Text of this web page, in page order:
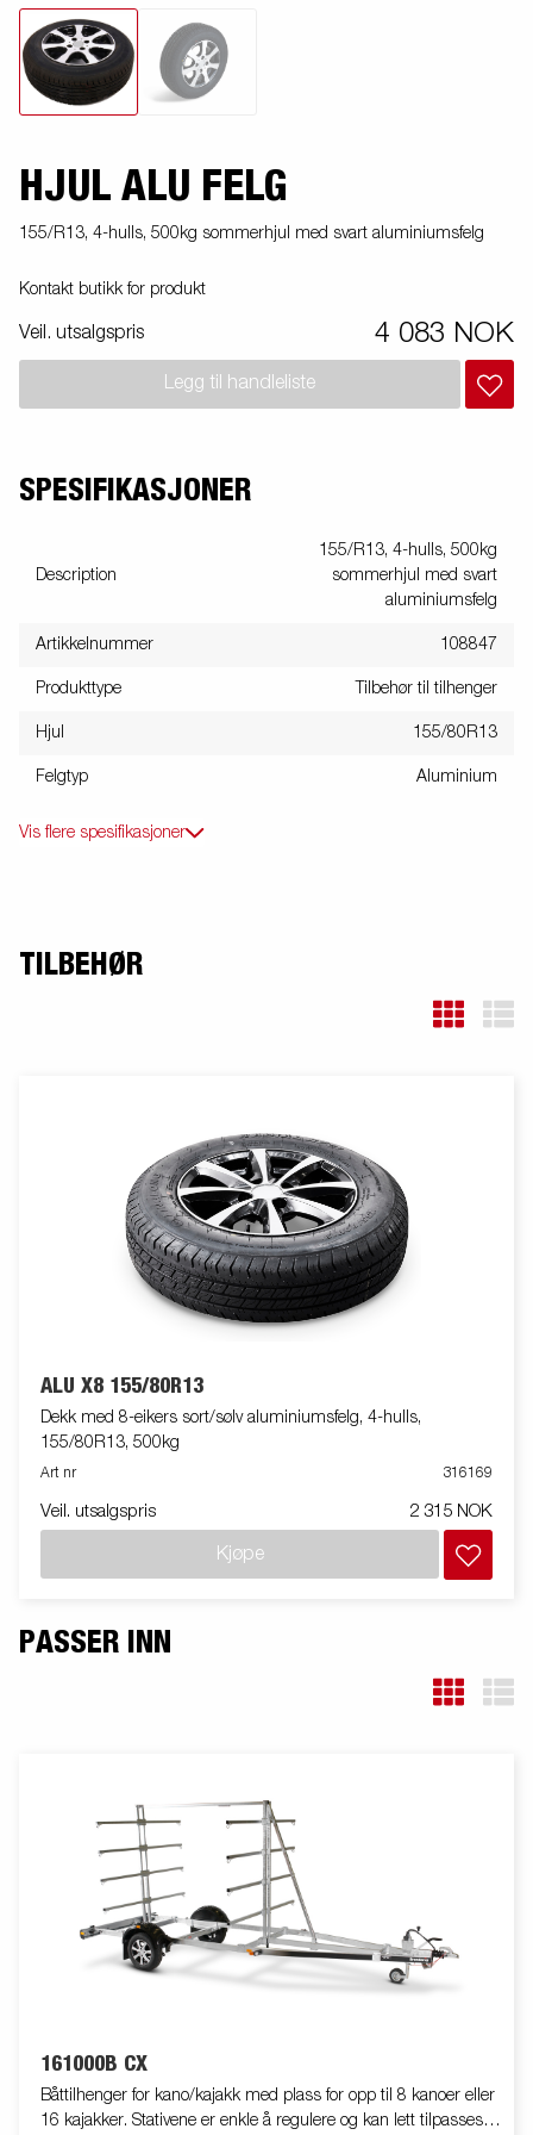
HJUL ALU FELG
155/R13, 4-hulls, 500kg sommerhjul med svart aluminiumsfelg
Kontakt butikk for produkt
Veil. utsalgspris 4 083 NOK
Legg til handleliste
SPESIFIKASJONER
Description
155/R13, 4-hulls, 500kg
sommerhjul med svart
aluminiumsfelg
Artikkelnummer 108847
Produkttype Tilbehør til tilhenger
Hjul 155/80R13
Felgtyp Aluminium
Vis flere spesifikasjoner
TILBEHØR
ALU X8 155/80R13
Dekk med 8-eikers sort/sølv aluminiumsfelg, 4-hulls,
155/80R13, 500kg
Art nr 316169
Veil. utsalgspris 2 315 NOK
Kjøpe
PASSER INN
161000B CX
Båttilhenger for kano/kajakk med plass for opp til 8 kanoer eller
16 kajakker. Stativene er enkle å regulere og kan lett tilpasses